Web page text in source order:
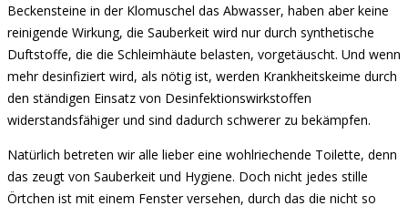
Beckensteine in der Klomuschel das Abwasser, haben aber keine
reinigende Wirkung, die Sauberkeit wird nur durch synthetische
Duftstoffe, die die Schleimhäute belasten, vorgetäuscht. Und wenn
mehr desinfiziert wird, als nötig ist, werden Krankheitskeime durch
den ständigen Einsatz von Desinfektionswirkstoffen
widerstandsfähiger und sind dadurch schwerer zu bekämpfen.
Natürlich betreten wir alle lieber eine wohlriechende Toilette, denn
das zeugt von Sauberkeit und Hygiene. Doch nicht jedes stille
Örtchen ist mit einem Fenster versehen, durch das die nicht so